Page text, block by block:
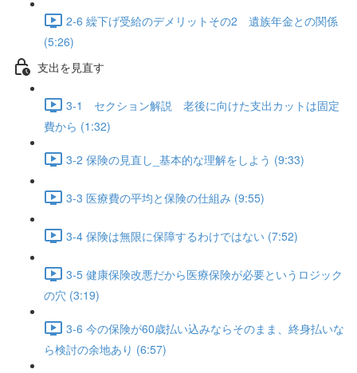
2-6 繰下げ受給のデメリットその2 遺族年金との関係
(5:26)
支出を見直す
3-1 セクション解説 老後に向けた支出カットは固定
費から (1:32)
3-2 保険の見直し_基本的な理解をしよう (9:33)
3-3 医療費の平均と保険の仕組み (9:55)
3-4 保険は無限に保障するわけではない (7:52)
3-5 健康保険改悪だから医療保険が必要というロジック
の穴 (3:19)
3-6 今の保険が60歳払い込みならそのまま、終身払いな
ら検討の余地あり (6:57)